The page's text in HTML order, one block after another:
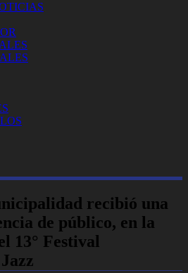
recibió una
de público, en la
13° Festival